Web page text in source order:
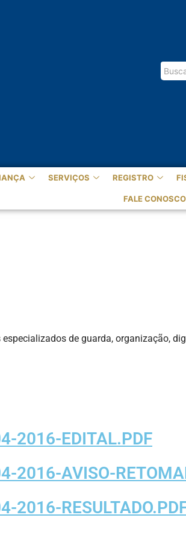
SERVIÇOS REGISTRO
FALE CONOSCO
de guarda, organização,
2016-EDITAL.PDF
2016-AVISO-
2016-